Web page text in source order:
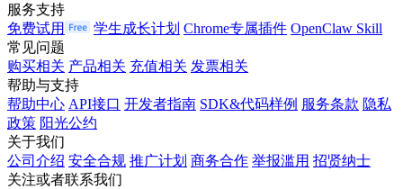
服务支持
免费试用
学生成长计划 Chrome专属插件 OpenClaw Skill
常见问题
购买相关 产品相关 充值相关 发票相关
帮助与支持
帮助中心 API接口 开发者指南 SDK&代码样例 服务条款 隐私
政策 阳光公约
关于我们
公司介绍 安全合规 推广计划 商务合作 举报滥用 招贤纳士
关注或者联系我们